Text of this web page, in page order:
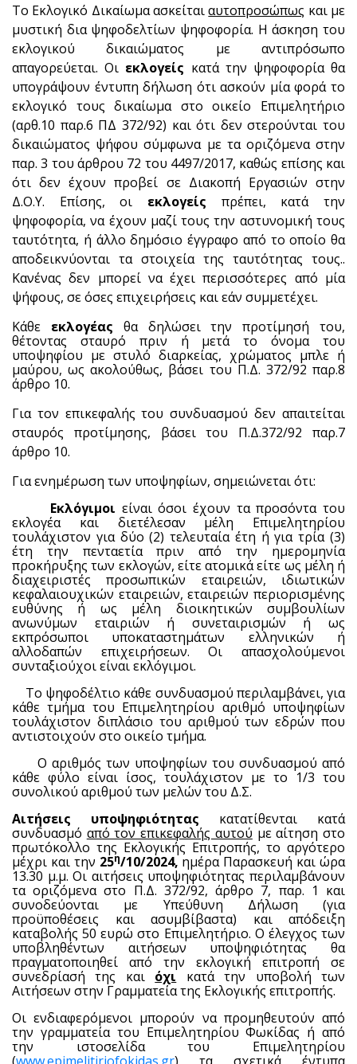
Το Εκλογικό Δικαίωμα ασκείταιαυτοπροσώπως και με
μυστική δια ψηφοδελτίων ψηφοφορία. Η άσκηση του
εκλογικού δικαιώματος με αντιπρόσωπο
απαγορεύεται. Οι εκλογείς κατά την ψηφοφορία θα
υπογράψουν έντυπη δήλωση ότι ασκούν μία φορά το
εκλογικό τους δικαίωμα στο οικείο Επιμελητήριο
(αρθ.10 παρ.6 ΠΔ 372/92) και ότι δεν στερούνται του
δικαιώματος ψήφου σύμφωνα με τα οριζόμενα στην
παρ. 3 του άρθρου 72 του 4497/2017, καθώς επίσης και
ότι δεν έχουν προβεί σε Διακοπή Εργασιών στην
Δ.Ο.Υ. Επίσης, οι εκλογείς πρέπει, κατά την
ψηφοφορία, να έχουν μαζί τους την αστυνομική τους
ταυτότητα, ή άλλο δημόσιο έγγραφο από το οποίο θα
αποδεικνύονται τα στοιχεία της ταυτότητας τους..
Κανένας δεν μπορεί να έχει περισσότερες από μία
ψήφους, σε όσες επιχειρήσεις και εάν συμμετέχει.
Κάθε εκλογέας θα δηλώσει την προτίμησή του,
θέτοντας σταυρό πριν ή μετά το όνομα του
υποψηφίου με στυλό διαρκείας, χρώματος μπλε ή
μαύρου, ως ακολούθως, βάσει του Π.Δ. 372/92 παρ.8
άρθρο 10.
Για τον επικεφαλής του συνδυασμού δεν απαιτείται
σταυρός προτίμησης, βάσει του Π.Δ.372/92 παρ.7
άρθρο 10.
Για ενημέρωση των υποψηφίων, σημειώνεται ότι:
Εκλόγιμοι είναι όσοι έχουν τα προσόντα του
εκλογέα και διετέλεσαν μέλη Επιμελητηρίου
τουλάχιστον για δύο (2) τελευταία έτη ή για τρία (3)
έτη την πενταετία πριν από την ημερομηνία
προκήρυξης των εκλογών, είτε ατομικά είτε ως μέλη ή
διαχειριστές προσωπικών εταιρειών, ιδιωτικών
κεφαλαιουχικών εταιρειών, εταιρειών περιορισμένης
ευθύνης ή ως μέλη διοικητικών συμβουλίων
ανωνύμων εταιριών ή συνεταιρισμών ή ως
εκπρόσωποι υποκαταστημάτων ελληνικών ή
αλλοδαπών επιχειρήσεων. Οι απασχολούμενοι
συνταξιούχοι είναι εκλόγιμοι.
Το ψηφοδέλτιο κάθε συνδυασμού περιλαμβάνει, για
κάθε τμήμα του Επιμελητηρίου αριθμό υποψηφίων
τουλάχιστον διπλάσιο του αριθμού των εδρών που
αντιστοιχούν στο οικείο τμήμα.
Ο αριθμός των υποψηφίων του συνδυασμού από
κάθε φύλο είναι ίσος, τουλάχιστον με το 1/3 του
συνολικού αριθμού των μελών του Δ.Σ.
Αιτήσεις υποψηφιότητας κατατίθενται κατά
συνδυασμό από τον επικεφαλής αυτού με αίτηση στο
πρωτόκολλο της Εκλογικής Επιτροπής, το αργότερο
μέχρι και την 25η/10/2024,ημέρα Παρασκευή και ώρα
13.30 μ.μ. Οι αιτήσεις υποψηφιότητας περιλαμβάνουν
τα οριζόμενα στο Π.Δ. 372/92, άρθρο 7, παρ. 1 και
συνοδεύονται με Υπεύθυνη Δήλωση (για
προϋποθέσεις και ασυμβίβαστα) και απόδειξη
καταβολής 50 ευρώ στο Επιμελητήριο. Ο έλεγχος των
υποβληθέντων αιτήσεων υποψηφιότητας θα
πραγματοποιηθεί από την εκλογική επιτροπή σε
συνεδρίασή της και όχικατά την υποβολή των
Αιτήσεων στην Γραμματεία της Εκλογικής επιτροπής.
Οι ενδιαφερόμενοι μπορούν να προμηθευτούν από
την γραμματεία του Επιμελητηρίου Φωκίδας ή από
την ιστοσελίδα του Επιμελητηρίου